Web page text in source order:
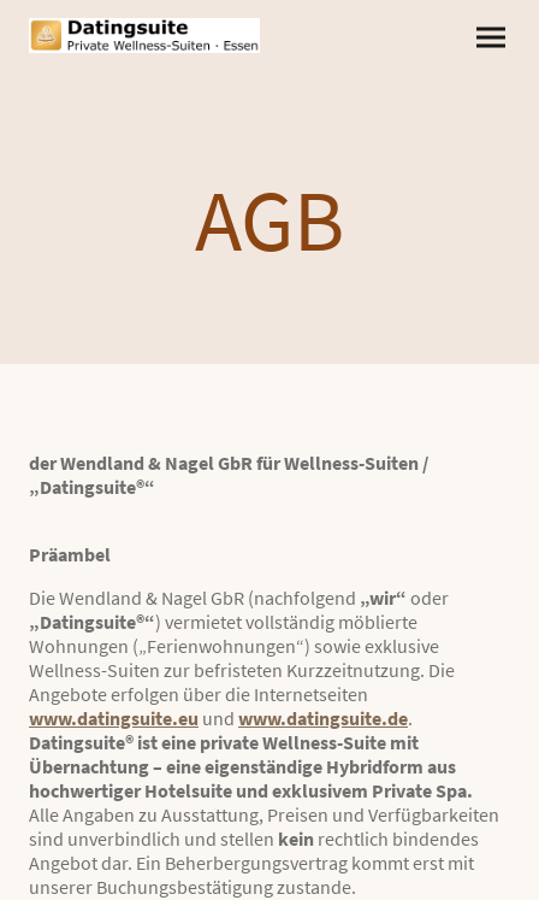
AGB
der Wendland & Nagel GbR für Wellness-Suiten /
„Datingsuite®“
Präambel
Die Wendland & Nagel GbR (nachfolgend „wir“ oder
„Datingsuite®“) vermietet vollständig möblierte
Wohnungen („Ferienwohnungen“) sowie exklusive
Wellness-Suiten zur befristeten Kurzzeitnutzung. Die
Angebote erfolgen über die Internetseiten
www.datingsuite.eu und www.datingsuite.de.
Datingsuite® ist eine private Wellness-Suite mit
Übernachtung – eine eigenständige Hybridform aus
hochwertiger Hotelsuite und exklusivem Private Spa.
Alle Angaben zu Ausstattung, Preisen und Verfügbarkeiten
sind unverbindlich und stellen kein rechtlich bindendes
Angebot dar. Ein Beherbergungsvertrag kommt erst mit
unserer Buchungsbestätigung zustande.